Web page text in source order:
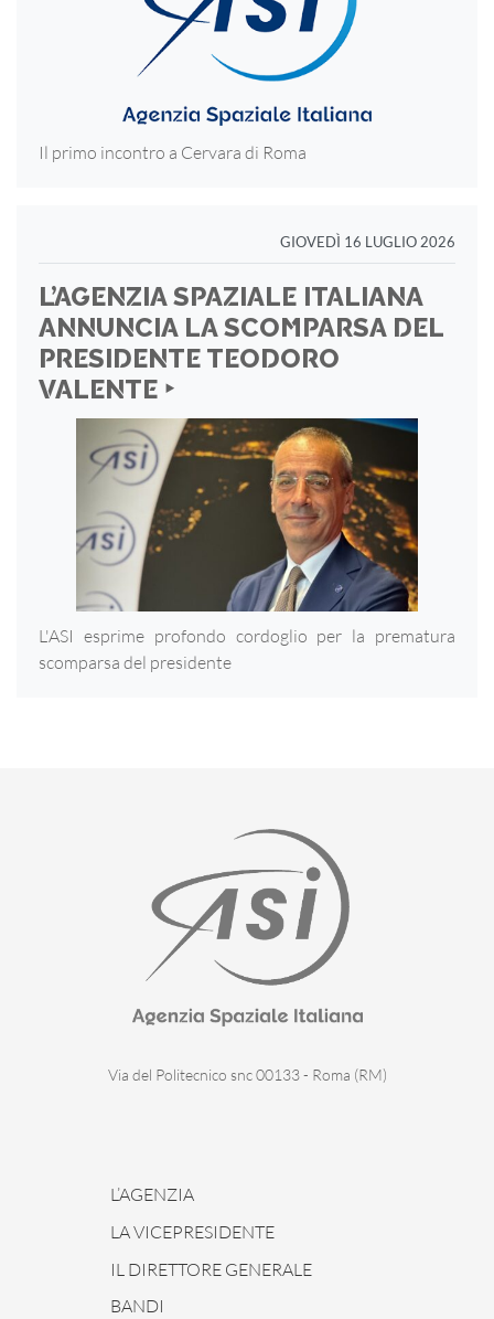
Il primo incontro a Cervara di Roma
GIOVEDÌ 16 LUGLIO 2026
L’AGENZIA SPAZIALE ITALIANA
ANNUNCIA LA SCOMPARSA DEL
PRESIDENTE TEODORO
VALENTE ‣
L'ASI esprime profondo cordoglio per la prematura
scomparsa del presidente
Via del Politecnico snc 00133 - Roma (RM)
L’AGENZIA
LA VICEPRESIDENTE
IL DIRETTORE GENERALE
BANDI